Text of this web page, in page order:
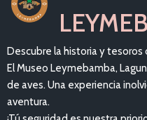
Descubre la historia y tesoros
El Museo Leymebamba,
de aves. Una experiencia
aventura.